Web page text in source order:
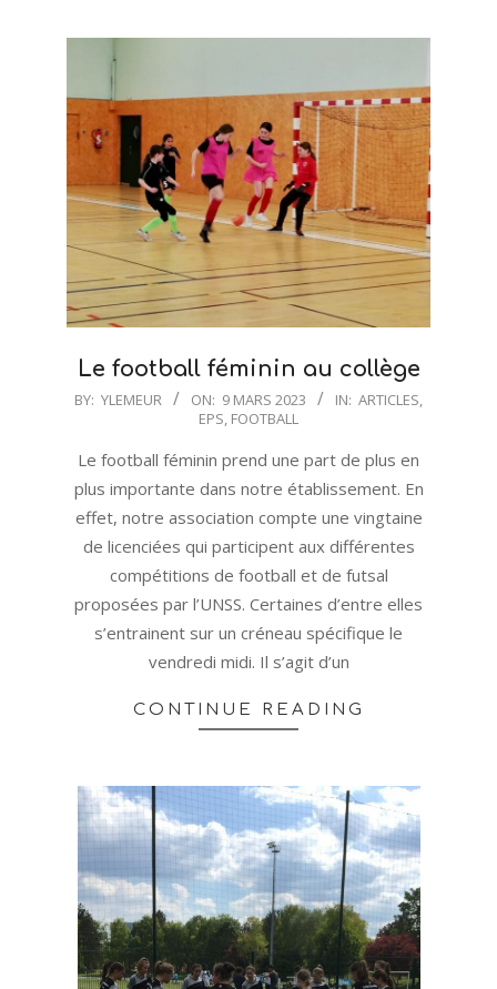
Le football féminin au collège
2023-
09
BY: YLEMEUR ON: 9 MARS 2023 IN: ARTICLES,
EPS, FOOTBALL
Le football féminin prend une part de plus en
plus importante dans notre établissement. En
effet, notre association compte une vingtaine
de licenciées qui participent aux différentes
compétitions de football et de futsal
proposées par l’UNSS. Certaines d’entre elles
s’entrainent sur un créneau spécifique le
vendredi midi. Il s’agit d’un
CONTINUE READING